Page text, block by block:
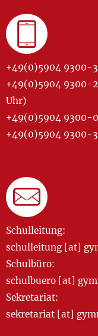
+49(0)5904 9300-
+49(0)5904 9300-
Uhr)
+49(0)5904 9300-
+49(0)5904 9300-
Schulleitung:
schulleitung [at]
Schulbüro:
schulbuero [at]
Sekretariat:
sekretariat [at]